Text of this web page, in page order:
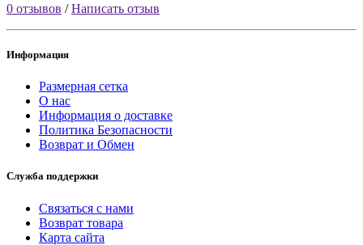
0 отзывов /Написать отзыв
Информация
Размерная сетка
О нас
Информация о доставке
Политика Безопасности
Возврат и Обмен
Служба поддержки
Связаться с нами
Возврат товара
Карта сайта